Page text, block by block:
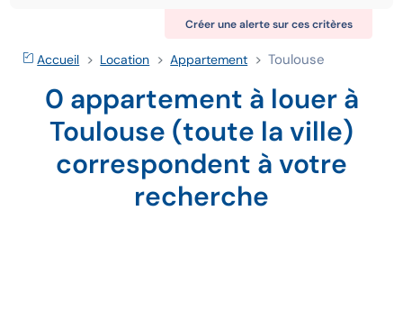
Créer une alerte sur ces critères
Accueil Location Appartement Toulouse
0 appartement à louer à
Toulouse (toute la ville)
correspondent à votre
recherche